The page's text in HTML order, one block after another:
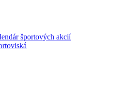
športových akcií